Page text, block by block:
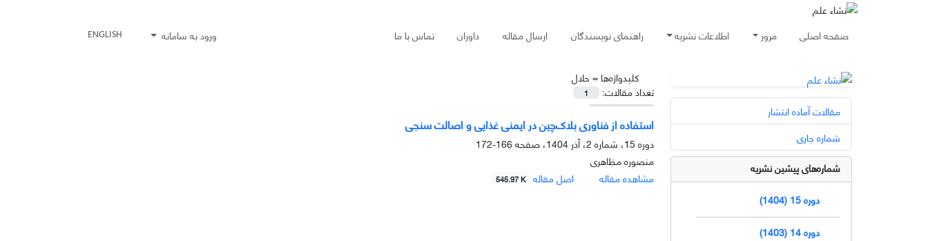
صفحه اصلی مرور اطلاعات نشریه راهنمای نویسندگان ارسال مقاله داوران تماس با ما ورود به سامانه ENGLISH
کلیدواژه‌ها = حلال
تعداد مقالات:
1
استفاده از فناوری بلاک‌چین در ایمنی غذایی و اصالت سنجی
دوره 15، شماره 2، آذر 1404، صفحه
166-172
منصوره مظاهری
مشاهده مقاله
اصل مقاله 545.97 K
مقالات آماده انتشار
شماره جاری
شماره‌های پیشین نشریه
دوره 15 (1404)
دوره 14 (1403)